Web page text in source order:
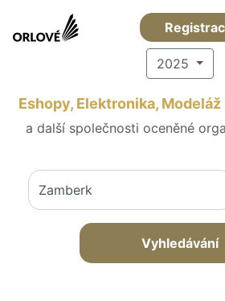
2025
Eshopy, Elektronika,
a další společnosti oceněné
Vyhledávání